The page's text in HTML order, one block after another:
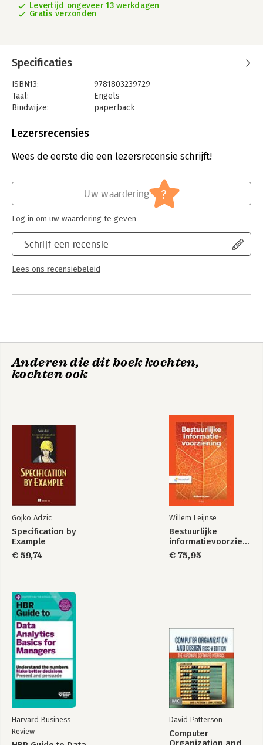
Levertijd ongeveer 13 werkdagen
Gratis verzonden
Specificaties
ISBN13:
9781803239729
Taal:
Engels
Bindwijze:
paperback
Uitgever:
Lezersrecensies
Wees de eerste die een lezersrecensie schrijft!
Schrijf een recensie
Lees ons recensiebeleid
Uw waardering ?
Log in om uw waardering te geven
Anderen die dit boek kochten,
kochten ook
Gojko Adzic
Specification by
Example
€ 59,74
Willem Leijnse
Bestuurlijke
informatievoorziening
€ 75,95
Harvard Business
Review
David Patterson
Computer